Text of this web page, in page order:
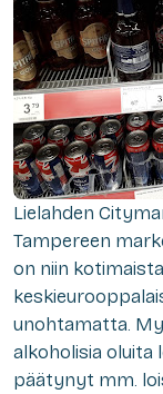
Lielahden
Tampereen
on niin
unohtamatta.
alkoholisia oluita
päätynyt mm.